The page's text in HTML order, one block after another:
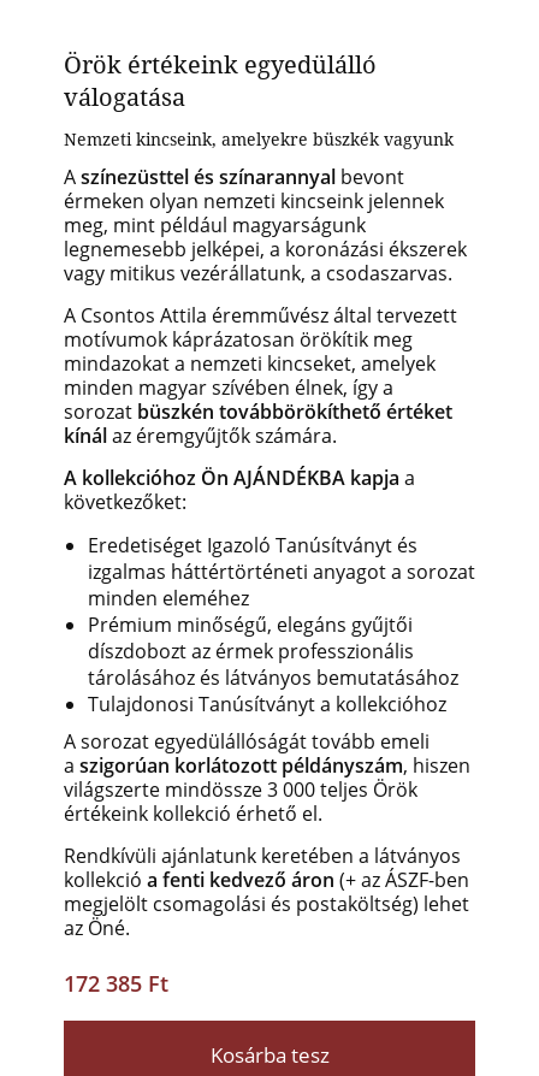
Örök értékeink egyedülálló
válogatása
Nemzeti kincseink, amelyekre büszkék vagyunk
Aszínezüsttel és színarannyal bevont
érmeken olyan nemzeti kincseink jelennek
meg, mint például magyarságunk
legnemesebb jelképei, a koronázási ékszerek
vagy mitikus vezérállatunk, a csodaszarvas.
A Csontos Attila éremművész által tervezett
motívumok káprázatosan örökítik meg
mindazokat a nemzeti kincseket, amelyek
minden magyar szívében élnek, így a
sorozat büszkén továbbörökíthető értéket
kínálaz éremgyűjtők számára.
A kollekcióhoz Ön AJÁNDÉKBA kapja a
következőket:
Eredetiséget Igazoló Tanúsítványt és
izgalmas háttértörténeti anyagot a sorozat
minden eleméhez
Prémium minőségű, elegáns gyűjtői
díszdobozt az érmek professzionális
tárolásához és látványos bemutatásához
Tulajdonosi Tanúsítványt a kollekcióhoz
A sorozat egyedülállóságát tovább emeli
a szigorúan korlátozott példányszám, hiszen
világszerte mindössze 3 000 teljes Örök
értékeink kollekció érhető el.
Rendkívüli ajánlatunk keretében a látványos
kollekció a fenti kedvező áron (+ az ÁSZF-ben
megjelölt csomagolási és postaköltség) lehet
az Öné.
172 385 Ft
Kosárba tesz